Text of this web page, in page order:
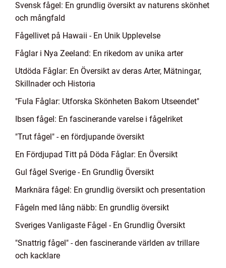
Svensk fågel: En grundlig översikt av naturens skönhet
och mångfald
Fågellivet på Hawaii - En Unik Upplevelse
Fåglar i Nya Zeeland: En rikedom av unika arter
Utdöda Fåglar: En Översikt av deras Arter, Mätningar,
Skillnader och Historia
"Fula Fåglar: Utforska Skönheten Bakom Utseendet"
Ibsen fågel: En fascinerande varelse i fågelriket
"Trut fågel" - en fördjupande översikt
En Fördjupad Titt på Döda Fåglar: En Översikt
Gul fågel Sverige - En Grundlig Översikt
Marknära fågel: En grundlig översikt och presentation
Fågeln med lång näbb: En grundlig översikt
Sveriges Vanligaste Fågel - En Grundlig Översikt
"Snattrig fågel" - den fascinerande världen av trillare
och kacklare